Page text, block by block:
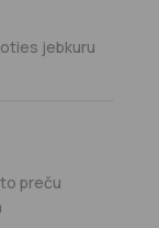
jebkuru
preču